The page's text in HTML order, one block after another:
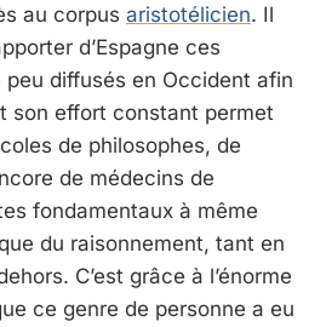
au corpus aristotélicien. Il
d’Espagne ces
diffusés en Occident afin
son effort constant permet
de philosophes, de
de médecins de
fondamentaux à même
du raisonnement, tant en
C’est grâce à l’énorme
ce genre de personne a eu